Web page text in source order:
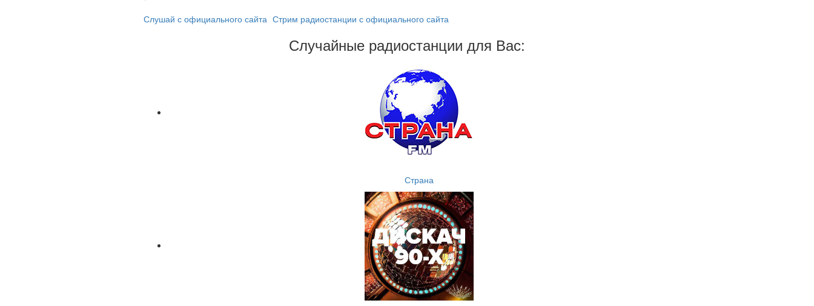
Слушай с официального сайта Стрим радиостанции с официального сайта
Случайные радиостанции для Вас:
Страна